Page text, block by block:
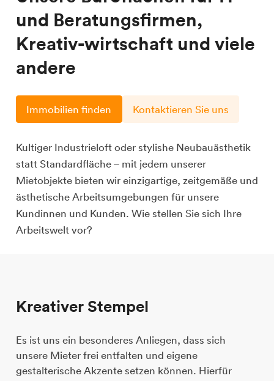
und Beratungsfirmen,
Kreativ-wirtschaft und viele
andere
Immobilien finden Kontaktieren Sie uns
Kultiger Industrieloft oder stylishe Neubauästhetik
statt Standardfläche – mit jedem unserer
Mietobjekte bieten wir einzigartige, zeitgemäße und
ästhetische Arbeitsumgebungen für unsere
Kundinnen und Kunden. Wie stellen Sie sich Ihre
Arbeitswelt vor?
Kreativer Stempel
Es ist uns ein besonderes Anliegen, dass sich
unsere Mieter frei entfalten und eigene
gestalterische Akzente setzen können. Hierfür